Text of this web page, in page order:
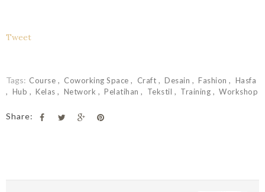
Tweet
Tags: Course Coworking Space Craft Desain Fashion
Hasfa
Hub
Kelas Network Pelatihan Tekstil Training Workshop
Share: